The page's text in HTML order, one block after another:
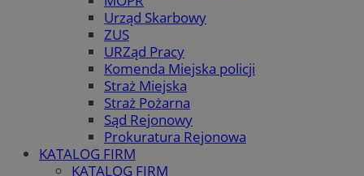
Urząd Skarbowy
ZUS
URZąd Pracy
Komenda Miejska policji
Straż Miejska
Straż Pożarna
Sąd Rejonowy
Prokuratura Rejonowa
KATALOG FIRM
KATALOG FIRM